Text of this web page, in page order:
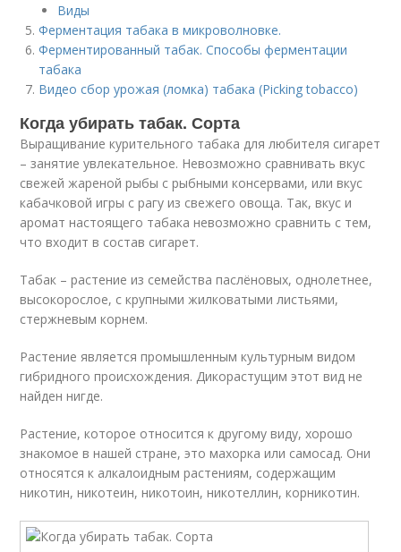
Виды
Ферментация табака в микроволновке.
Ферментированный табак. Способы ферментации
табака
Видео сбор урожая (ломка) табака (Picking tobacco)
Когда убирать табак. Сорта
Выращивание курительного табака для любителя сигарет
– занятие увлекательное. Невозможно сравнивать вкус
свежей жареной рыбы с рыбными консервами, или вкус
кабачковой игры с рагу из свежего овоща. Так, вкус и
аромат настоящего табака невозможно сравнить с тем,
что входит в состав сигарет.
Табак – растение из семейства паслёновых, однолетнее,
высокорослое, с крупными жилковатыми листьями,
стержневым корнем.
Растение является промышленным культурным видом
гибридного происхождения. Дикорастущим этот вид не
найден нигде.
Растение, которое относится к другому виду, хорошо
знакомое в нашей стране, это махорка или самосад. Они
относятся к алкалоидным растениям, содержащим
никотин, никотеин, никотоин, никотеллин, корникотин.